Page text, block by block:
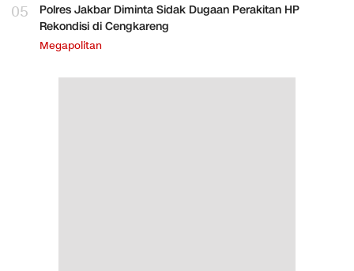
05
Polres Jakbar Diminta Sidak Dugaan Perakitan HP
Rekondisi di Cengkareng
Megapolitan